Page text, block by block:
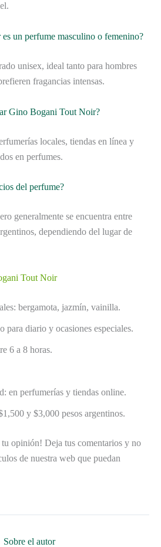
un perfume masculino o femenino?
unisex, ideal tanto para hombres
fragancias intensas.
Gino Bogani Tout Noir?
locales, tiendas en línea y
en perfumes.
del perfume?
generalmente se encuentra entre
dependiendo del lugar de
Tout Noir
bergamota, jazmín, vainilla.
para diario y ocasiones especiales.
6 a 8 horas.
en perfumerías y tiendas online.
y $3,000 pesos argentinos.
tu opinión! Deja tus comentarios y no
de nuestra web que puedan
Sobre el autor